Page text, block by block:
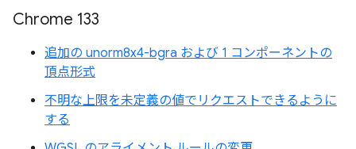
Chrome 133
追加の unorm8x4-bgra および 1 コンポーネントの
頂点形式
不明な上限を未定義の値でリクエストできるように
する